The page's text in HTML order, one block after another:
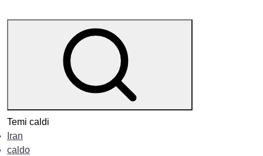
Temi caldi
Iran
caldo